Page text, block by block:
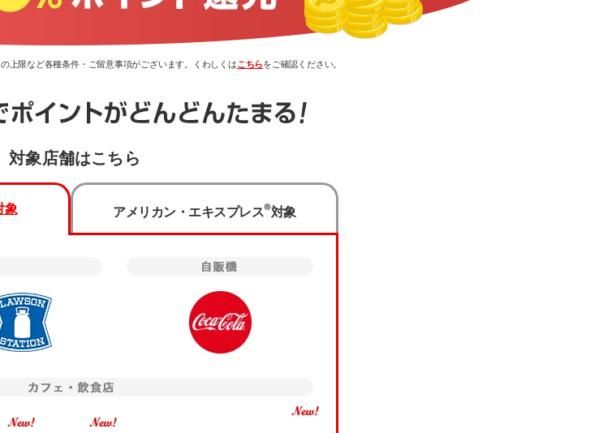
上限など各種条件・ご留意事項がございます。くわしくはこちらをご確認ください。
対象店舗はこちら
象 アメリカン・エキスプレス®対象
択のうえ、お申し込みフォームへ進んでください。
国際ブランド
Mastercard ®
Visa
JCB
三菱UFJ銀行でのお手続きとなります。
確認の上お申し込みください。
タンをタップ、または二次元コードを読み込んだ場合、当社は、お客様
尾に付与したパラメータ情報を株式会社三菱UFJ銀行に提供し、同行にお
けます。